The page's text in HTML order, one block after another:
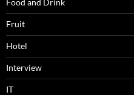
Fruit
Hotel
Interview
IT